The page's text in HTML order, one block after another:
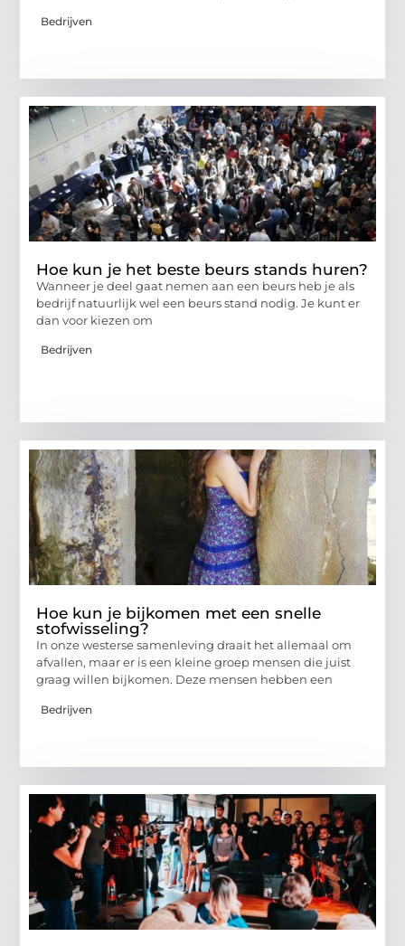
Bedrijven
Hoe kun je het beste beurs stands huren?
Wanneer je deel gaat nemen aan een beurs heb je als
bedrijf natuurlijk wel een beurs stand nodig. Je kunt er
dan voor kiezen om
Bedrijven
Hoe kun je bijkomen met een snelle
stofwisseling?
In onze westerse samenleving draait het allemaal om
afvallen, maar er is een kleine groep mensen die juist
graag willen bijkomen. Deze mensen hebben een
Bedrijven